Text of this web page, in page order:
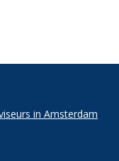
in Amsterdam